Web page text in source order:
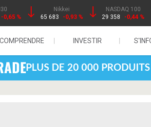
-0,65 %
Nikkei
65 683
-0,93 %
NASDAQ 100
29 358
-0,44 %
COMPRENDRE INVESTIR
PLUS DE 20 000